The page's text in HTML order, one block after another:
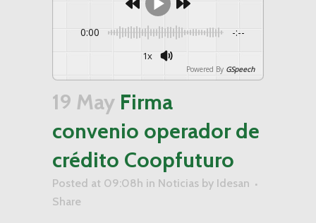
0:00 -:--
1x
Powered By GSpeech
19 May Firma
convenio operador de
crédito Coopfuturo
Posted at 09:08h in Noticias by Idesan
Share